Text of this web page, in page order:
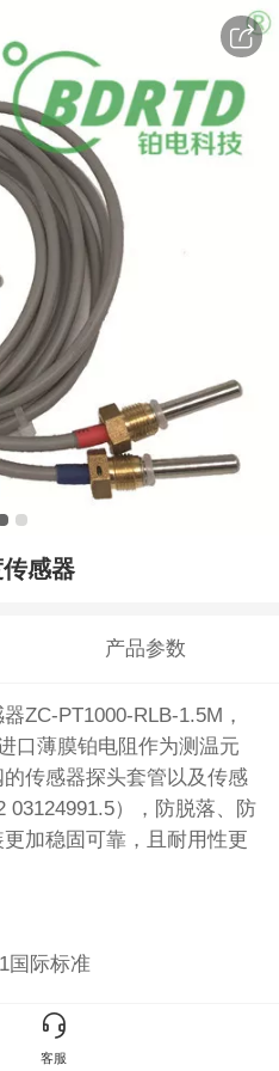
感器
产品参数
ZC-PT1000-RLB-1.5M，
口薄膜铂电阻作为测温元
传感器探头套管以及传感
03124991.5），防脱落、防
加稳固可靠，且耐用性更
国际标准
长度可以定做
客服